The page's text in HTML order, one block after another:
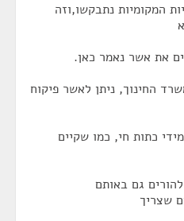
המקומיות נתבקשו,וזה
את אשר נאמר כאן.
החינוך, ניתן לאשר פיקוח
כתות חי, כמו שקיים
גם באותם
שצריך